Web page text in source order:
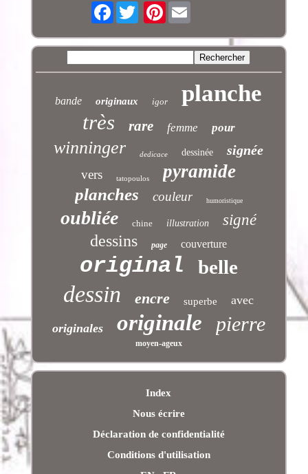
Facebook Pinterest
bande originaux igor planche
très rare femme pour
winninger dedicace dessinée signée
vers tatopoulos pyramide
planches couleur humoristique
oubliée chine illustration signé
dessins page couverture
original belle
dessin encre superbe avec
originales originale pierre
moyen-ageux
Index
Nous écrire
Déclaration de confidentialité
Conditions d'utilisation